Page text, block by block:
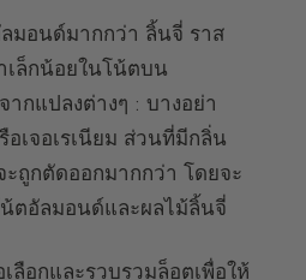
มอนด์มากกว่า ลิ้นจี่ ราส
เล็กน้อยในโน้ตบน
กแปลงต่างๆ : บางอย่า
เจอเรเนียม ส่วนที่มีกลิ่น
ถูกตัดออกมากกว่า โดยจะ
อัลมอนด์และผลไม้ลิ้นจี่
ลือกและรวบรวมล็อตเพื่อให้